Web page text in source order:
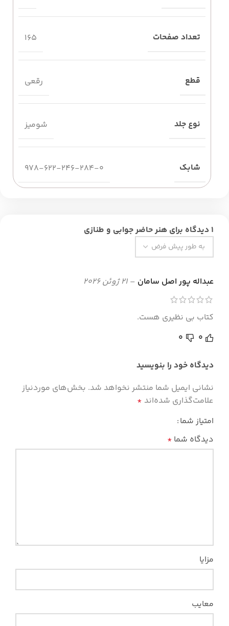
تعداد صفحات 165
قطع رقعی
نوع جلد شومیز
شابک 978-622-246-284-0
1 دیدگاه برای هنر حاضر جوابی و طنازی
عبداله پور اصل سامان – 21 ژوئن 2026
کتاب بی نظیری هست.
0
0
دیدگاه خود را بنویسید
نشانی ایمیل شما منتشر نخواهد شد. بخش‌های موردنیاز
علامت‌گذاری شده‌اند *
امتیاز شما
دیدگاه شما *
مزایا
معایب